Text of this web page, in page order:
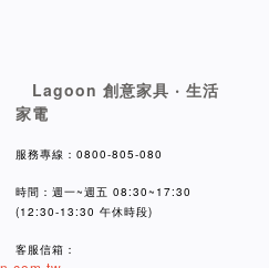
Lagoon 創意家具 ‧ 生活
家電
服務專線：0800-805-080
時間：週一~週五 08:30~17:30
(12:30-13:30 午休時段)
客服信箱：